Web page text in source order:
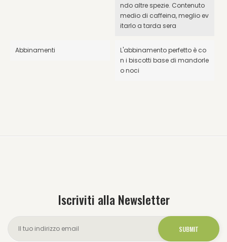
ndo altre spezie. Contenuto
medio di caffeina, meglio ev
itarlo a tarda sera
Abbinamenti
L'abbinamento perfetto è co
n i biscotti base di mandorle
o noci
Iscriviti alla Newsletter